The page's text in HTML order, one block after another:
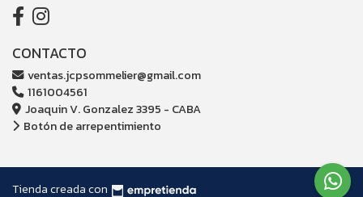
CONTACTO
ventas.jcpsommelier@gmail.com
1161004561
Joaquin V. Gonzalez 3395 - CABA
Botón de arrepentimiento
Tienda creada con